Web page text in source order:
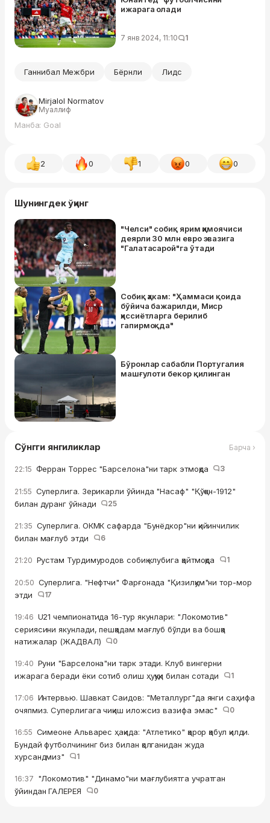
ижарага олади
7 янв 2024, 11:10 1
Ганнибал Межбри Бёрнли Лидс
Mirjalol Normatov
Муаллиф
Манба: Goal
2 0 1 0 0
Шунингдек ўқинг
"Челси" собиқ ярим ҳимоячиси
деярли 30 млн евро эвазига
"Галатасарой"га ўтади
Собиқ ҳакам: "Ҳаммаси қоида
бўйича бажарилди, Миср
ҳиссиётларга берилиб
гапирмоқда"
Бўронлар сабабли Португалия
машғулоти бекор қилинган
Сўнгги янгиликлар Барча ›
22:15 Ферран Торрес "Барселона"ни тарк этмоқда 3
21:55 Суперлига. Зерикарли ўйинда "Насаф" "Қўқон-1912"
билан дуранг ўйнади
25
21:35 Суперлига. ОКМК сафарда "Бунёдкор"ни қийинчилик
билан мағлуб этди
6
21:20 Рустам Турдимуродов собиқ клубига қайтмоқда 1
20:50 Суперлига. "Нефтчи" Фарғонада "Қизилқум"ни тор-мор
этди
17
19:46 U21 чемпионатида 16-тур якунлари: "Локомотив"
сериясини якунлади, пешқадам мағлуб бўлди ва бошқа
натижалар (ЖАДВАЛ)
0
19:40 Руни "Барселона"ни тарк этади. Клуб вингерни
ижарага беради ёки сотиб олиш ҳуқуқи билан сотади
1
17:06 Интервью. Шавкат Саидов: "Металлург"да янги саҳифа
очяпмиз. Суперлигага чиқиш иложсиз вазифа эмас"
0
16:55 Симеоне Альварес ҳақида: "Атлетико" қарор қабул қилди.
Бундай футболчининг биз билан қолганидан жуда
хурсандмиз"
1
16:37 "Локомотив" "Динамо"ни мағлубиятга учратган
ўйиндан ГАЛЕРЕЯ
0